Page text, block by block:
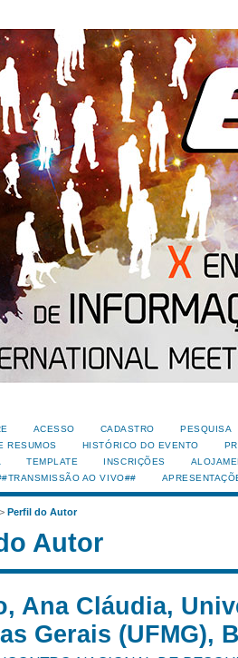
ACESSO CADASTRO
PESQUISA
RESUMOS
HISTÓRICO DO EVENTO
TEMPLATE INSCRIÇÕES
AO VIVO##
> Perfil do Autor
Autor
Ana Cláudia,
Gerais (UFMG),